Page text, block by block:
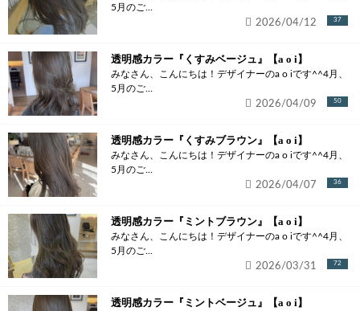
5月のご...
37
2026/04/12
透明感カラー『くすみベージュ』【a o i】
みなさん、こんにちは！デザイナーのa o iです^^4月、
5月のご...
50
2026/04/09
透明感カラー『くすみブラウン』【a o i】
みなさん、こんにちは！デザイナーのa o iです^^4月、
5月のご...
36
2026/04/07
透明感カラー『ミントブラウン』【a o i】
みなさん、こんにちは！デザイナーのa o iです^^4月、
5月のご...
72
2026/03/31
透明感カラー『ミントベージュ』【a o i】